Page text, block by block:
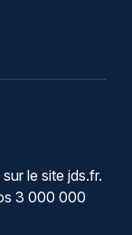
le site jds.fr.
3 000 000